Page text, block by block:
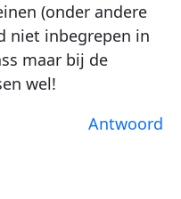
(onder andere
niet inbegrepen in
maar bij de
wel!
Antwoord